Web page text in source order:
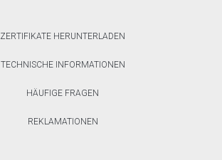
ZERTIFIKATE HERUNTERLADEN
TECHNISCHE INFORMATIONEN
HÄUFIGE FRAGEN
REKLAMATIONEN